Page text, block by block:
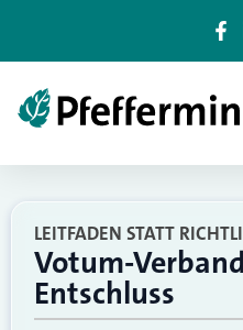
LEITFADEN STATT
Votum-
Entschluss